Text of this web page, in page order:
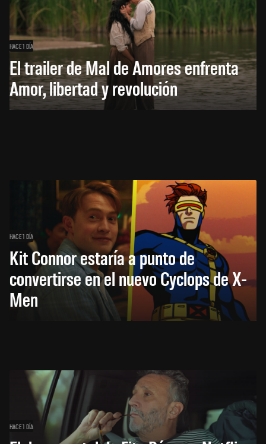
HACE 1 DÍA
El trailer de Mal de Amores enfrenta
Amor, libertad y revolución
HACE 1 DÍA
Kit Connor estaría a punto de
convertirse en el nuevo Cyclops de X-
Men
HACE 1 DÍA